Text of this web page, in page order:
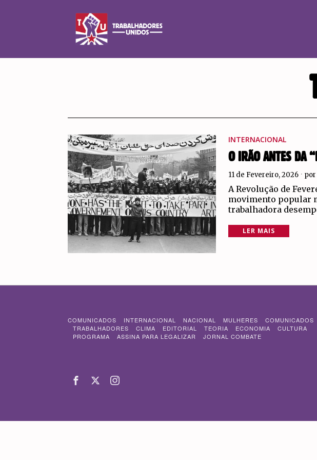
INTERNACIONAL
O IRÃO ANTES DA
11 de Fevereiro, 2026 por
A Revolução de
movimento popular
trabalhadora
LER MAIS
COMUNICADOS INTERNACIONAL NACIONAL MULHERES
COMUNICADOS
TRABALHADORES
CLIMA EDITORIAL TEORIA ECONOMIA
CULTURA
PROGRAMA
ASSINA PARA LEGALIZAR JORNAL COMBATE